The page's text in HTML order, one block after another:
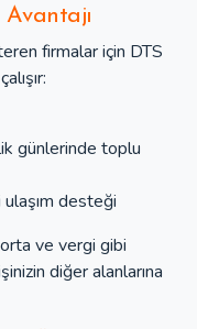
firmalar için DTS
günlerinde toplu
desteği
ve vergi gibi
diğer alanlarına